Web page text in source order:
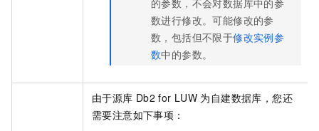
的参数，不会对数据库中的参
数进行修改。可能修改的参
数，包括但不限于修改实例参
数中的参数。
由于源库 Db2 for LUW 为自建数据库，您还
需要注意如下事项：